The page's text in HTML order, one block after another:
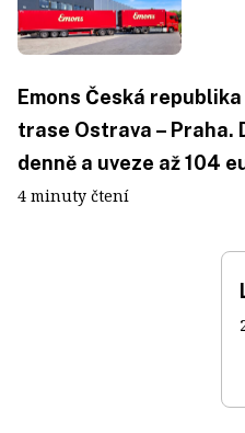
Emons Česká
trase Ostrava – Praha.
denně a uveze až 104
4 minuty čtení